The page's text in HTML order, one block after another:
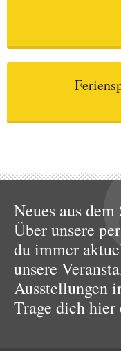
Neues aus
Über unsere
du immer
unsere
Ausstellungen
Trage dich hier